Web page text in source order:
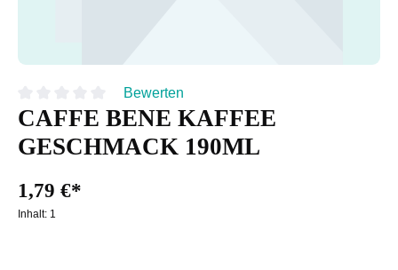
Durchschnittliche Bewertung von 0 von 5 Sternen
Bewerten
CAFFE BENE KAFFEE
GESCHMACK 190ML
1,79 €*
Inhalt: 1